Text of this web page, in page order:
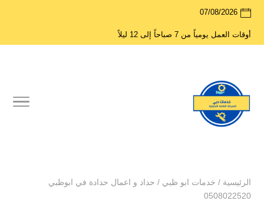
07/08/2026
أوقات العمل يومياً من 7 صباحاً إلى 12 ليلاً
الرئيسية / خدمات ابو ظبي / حداد و اعمال حدادة في ابوظبي
0508022520